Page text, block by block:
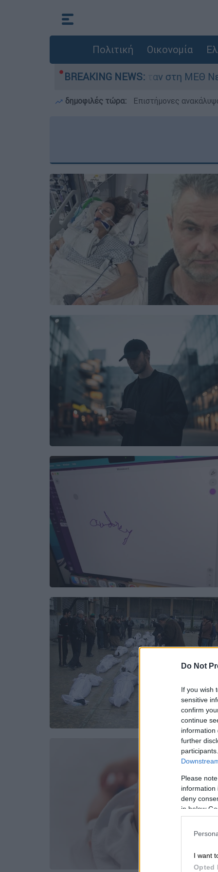
Do Not
If you wish
sensitive
confirm
continue
information
further
Please
information
deny
in below
I want
Opted
Πολιτική Οικονομία
BREAKING NEWS:
ημερών - Νοσηλευόταν στη ΜΕΘ Νεογνών
δημοφιλές τώρα: Επιστήμονες